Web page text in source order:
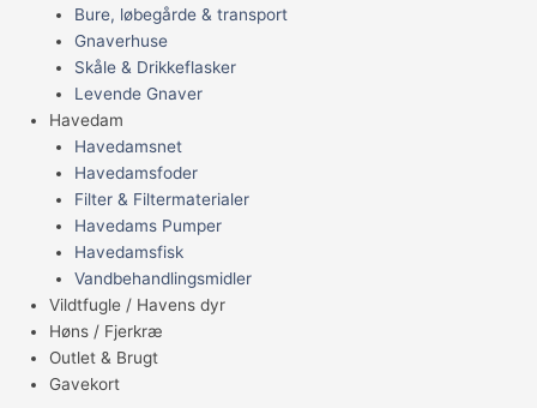
Bure, løbegårde & transport
Gnaverhuse
Skåle & Drikkeflasker
Levende Gnaver
Havedam
Havedamsnet
Havedamsfoder
Filter & Filtermaterialer
Havedams Pumper
Havedamsfisk
Vandbehandlingsmidler
Vildtfugle / Havens dyr
Høns / Fjerkræ
Outlet & Brugt
Gavekort